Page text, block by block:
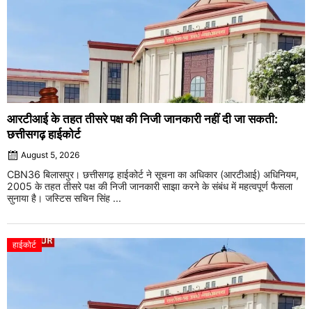
आरटीआई के तहत तीसरे पक्ष की निजी जानकारी नहीं दी जा सकती:
छत्तीसगढ़ हाईकोर्ट
August 5, 2026
CBN36 बिलासपुर। छत्तीसगढ़ हाईकोर्ट ने सूचना का अधिकार (आरटीआई) अधिनियम,
2005 के तहत तीसरे पक्ष की निजी जानकारी साझा करने के संबंध में महत्वपूर्ण फैसला
सुनाया है। जस्टिस सचिन सिंह ...
हाईकोर्ट